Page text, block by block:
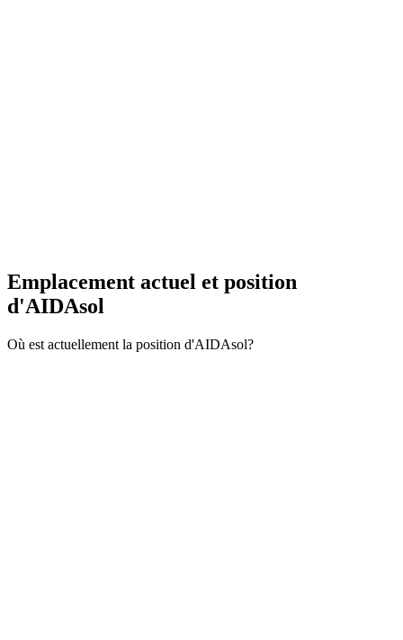
Emplacement actuel et position
d'AIDAsol
Où est actuellement la position d'AIDAsol?